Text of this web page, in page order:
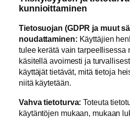
kunnioittaminen
Tietosuojan (GDPR ja muut
noudattaminen: Käyttäjien
tulee kerätä vain tarpeellisessa
käsitellä avoimesti ja
käyttäjät tietävät, mitä tietoja
niitä käytetään.
Vahva tietoturva: Toteuta
käytäntöjen mukaan, mukaan